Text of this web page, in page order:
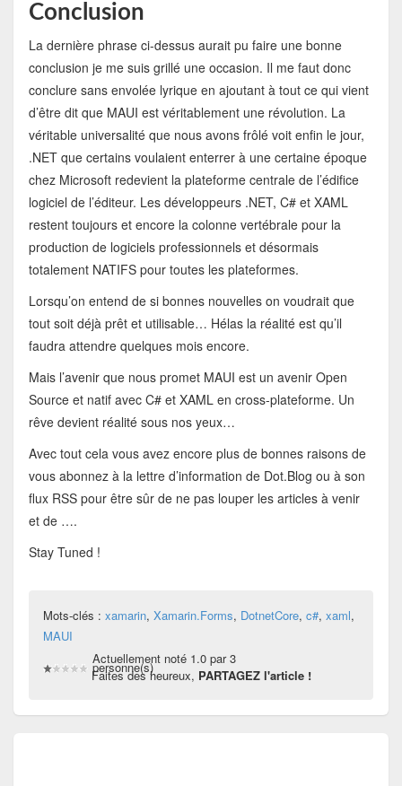
Conclusion
La dernière phrase ci-dessus aurait pu faire une bonne
conclusion je me suis grillé une occasion. Il me faut donc
conclure sans envolée lyrique en ajoutant à tout ce qui vient
d’être dit que MAUI est véritablement une révolution. La
véritable universalité que nous avons frôlé voit enfin le jour,
.NET que certains voulaient enterrer à une certaine époque
chez Microsoft redevient la plateforme centrale de l’édifice
logiciel de l’éditeur. Les développeurs .NET, C# et XAML
restent toujours et encore la colonne vertébrale pour la
production de logiciels professionnels et désormais
totalement NATIFS pour toutes les plateformes.
Lorsqu’on entend de si bonnes nouvelles on voudrait que
tout soit déjà prêt et utilisable… Hélas la réalité est qu’il
faudra attendre quelques mois encore.
Mais l’avenir que nous promet MAUI est un avenir Open
Source et natif avec C# et XAML en cross-plateforme. Un
rêve devient réalité sous nos yeux…
Avec tout cela vous avez encore plus de bonnes raisons de
vous abonnez à la lettre d’information de Dot.Blog ou à son
flux RSS pour être sûr de ne pas louper les articles à venir
et de ….
Stay Tuned !
Mots-clés : xamarin, Xamarin.Forms, DotnetCore, c#, xaml,
MAUI
Actuellement noté 1.0 par 3
personne(s)
Faites des heureux, PARTAGEZ l'article !